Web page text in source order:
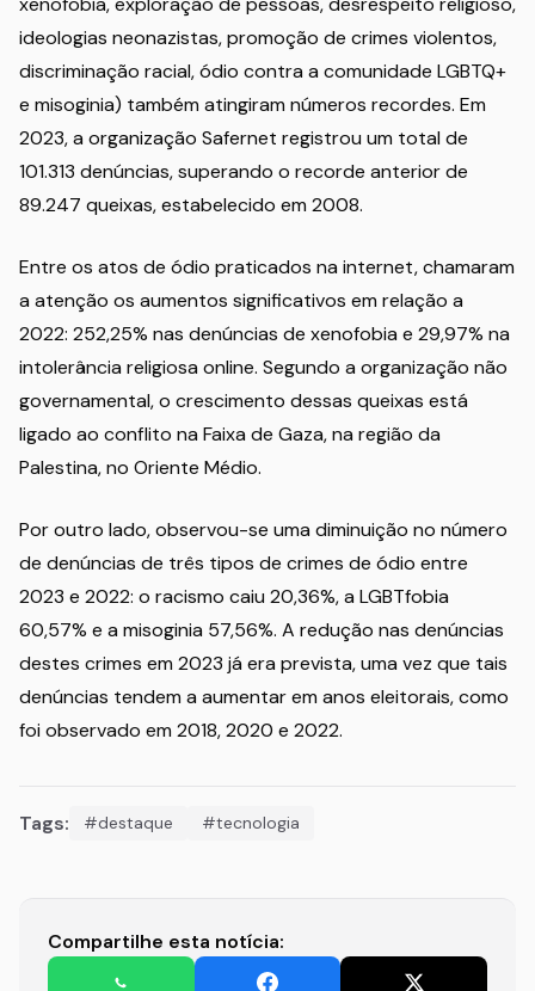
ideologias neonazistas, promoção de crimes violentos,
discriminação racial, ódio contra a comunidade LGBTQ+
e misoginia) também atingiram números recordes. Em
2023, a organização Safernet registrou um total de
101.313 denúncias, superando o recorde anterior de
89.247 queixas, estabelecido em 2008.
Entre os atos de ódio praticados na internet, chamaram
a atenção os aumentos significativos em relação a
2022: 252,25% nas denúncias de xenofobia e 29,97% na
intolerância religiosa online. Segundo a organização não
governamental, o crescimento dessas queixas está
ligado ao conflito na Faixa de Gaza, na região da
Palestina, no Oriente Médio.
Por outro lado, observou-se uma diminuição no número
de denúncias de três tipos de crimes de ódio entre
2023 e 2022: o racismo caiu 20,36%, a LGBTfobia
60,57% e a misoginia 57,56%. A redução nas denúncias
destes crimes em 2023 já era prevista, uma vez que tais
denúncias tendem a aumentar em anos eleitorais, como
foi observado em 2018, 2020 e 2022.
Tags: #destaque #tecnologia
Compartilhe esta notícia: